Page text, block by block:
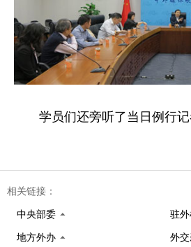
学员们还旁听了当日例行记
相关链接：
中央部委 驻
地方外办 外